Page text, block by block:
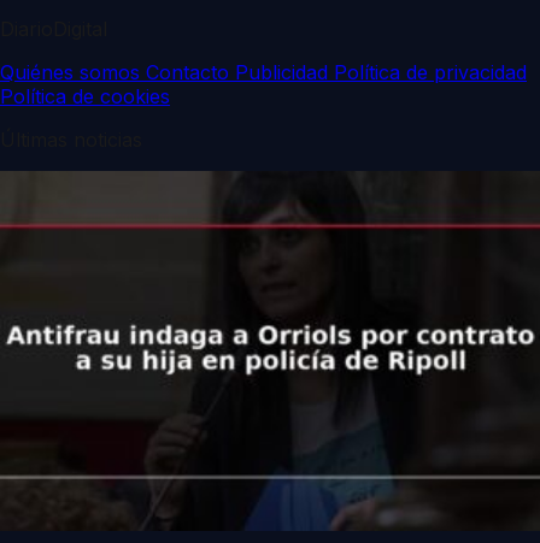
Quiénes somos Contacto Publicidad Política de privacidad
Política de cookies